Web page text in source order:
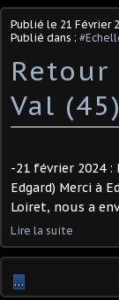
Publié le 21 Février
Publié dans :
Val
-21 février 2024 :
Edgard) Merci à
Loiret, nous a
Lire la suite
…